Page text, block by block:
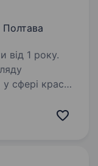
Полтава
від 1 року.
сфері краси!